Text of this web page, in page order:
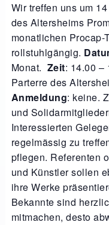
Wir treffen uns um
des Altersheims
monatlichen
rollstuhlgängig.
Monat. Zeit: 14.00 –
Parterre des
Anmeldung: keine.
und
Interessierten
regelmässig zu
pflegen. Referenten
und Künstler sollen
ihre Werke
Bekannte sind
mitmachen, desto